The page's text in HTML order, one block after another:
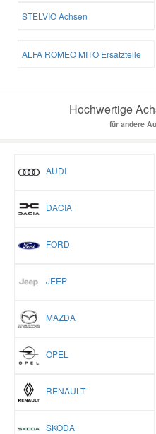
STELVIO Achsen
ALFA ROMEO MITO Ersatzteile
Hochwertige
für andere
AUDI
DACIA
FORD
JEEP
MAZDA
OPEL
RENAULT
SKODA